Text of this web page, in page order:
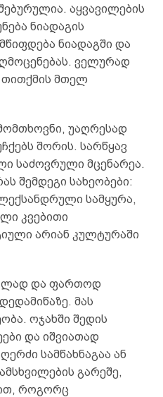
აყვავილების
ნიადაგის
ნიადაგში და
ველურად
მთელ
უაღრესად
შორის. სარწყავ
საძოვრული მცენარეა.
შემდეგი სახეობები:
სამყურა,
კვებითი
არიან კულტურაში
და ფართოდ
მას
ოჯახში შედის
და იშვიათად
სამწახნაგაა ან
გარეშე,
როგორც